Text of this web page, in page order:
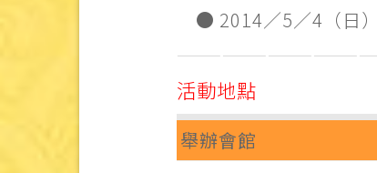
● 2014／5／4（日）
活動地點
舉辦會館